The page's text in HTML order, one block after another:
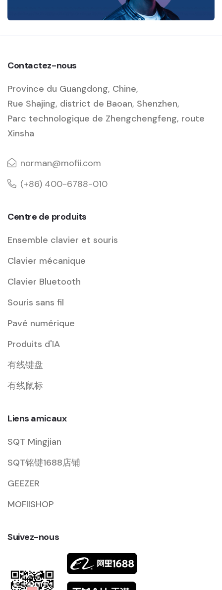
Contactez-nous
Province du Guangdong, Chine,
Rue Shajing, district de Baoan, Shenzhen,
Parc technologique de Zhengchengfeng, route
Xinsha
norman@mofii.com
(+86) 400-6788-010
Centre de produits
Ensemble clavier et souris
Clavier mécanique
Clavier Bluetooth
Souris sans fil
Pavé numérique
Produits d'IA
有线键盘
有线鼠标
Liens amicaux
SQT Mingjian
SQT铭键1688店铺
GEEZER
MOFIISHOP
Suivez-nous